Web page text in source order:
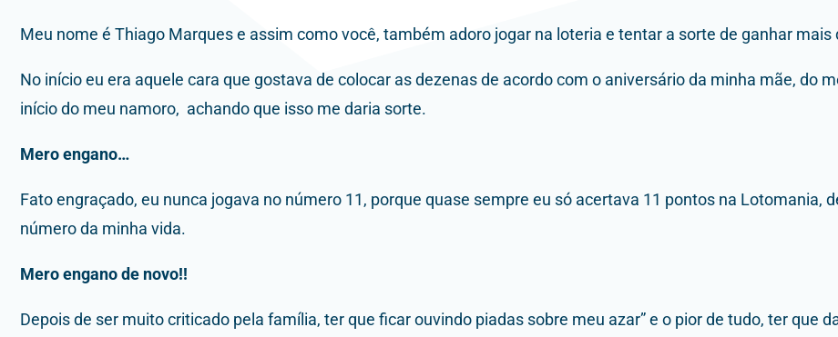
Meu nome é Thiago Marques e assim como você, também adoro jogar na loteria e tentar a sorte de ganhar mais
No início eu era aquele cara que gostava de colocar as dezenas de acordo com o aniversário da minha mãe, do
início do meu namoro, achando que isso me daria sorte.
Mero engano…
Fato engraçado, eu nunca jogava no número 11, porque quase sempre eu só acertava 11 pontos na Lotomania,
número da minha vida.
Mero engano de novo!!
Depois de ser muito criticado pela família, ter que ficar ouvindo piadas sobre meu azar” e o pior de tudo, ter que